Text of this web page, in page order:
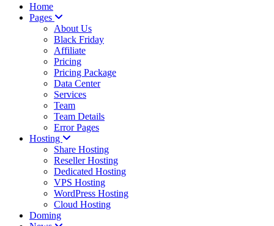
Home
Pages
About Us
Black Friday
Affiliate
Pricing
Pricing Package
Data Center
Services
Team
Team Details
Error Pages
Hosting
Share Hosting
Reseller Hosting
Dedicated Hosting
VPS Hosting
WordPress Hosting
Cloud Hosting
Doming